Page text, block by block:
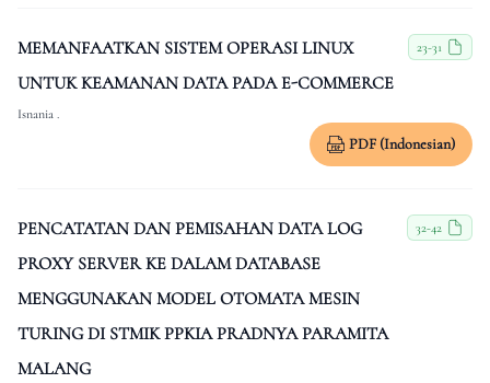
MEMANFAATKAN SISTEM OPERASI LINUX
UNTUK KEAMANAN DATA PADA E-COMMERCE
23-31
Isnania .
PDF (Indonesian)
PENCATATAN DAN PEMISAHAN DATA LOG
PROXY SERVER KE DALAM DATABASE
MENGGUNAKAN MODEL OTOMATA MESIN
TURING DI STMIK PPKIA PRADNYA PARAMITA
MALANG
32-42